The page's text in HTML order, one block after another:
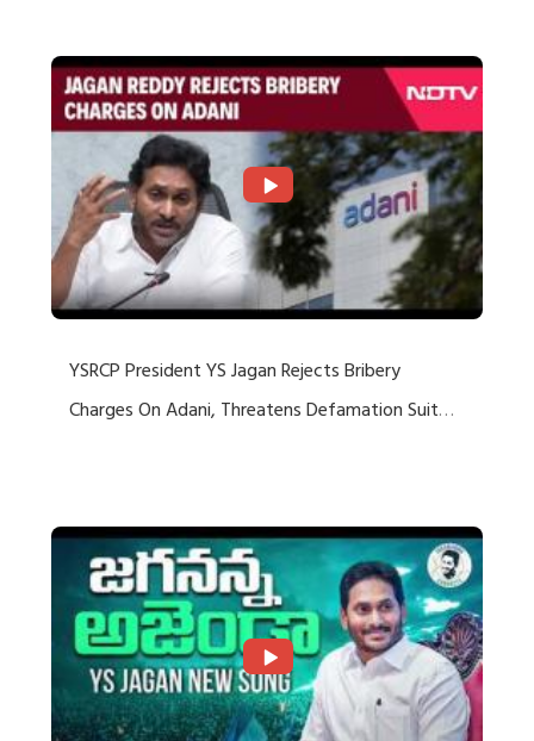
YSRCP President YS Jagan Rejects Bribery
Charges On Adani, Threatens Defamation Suit